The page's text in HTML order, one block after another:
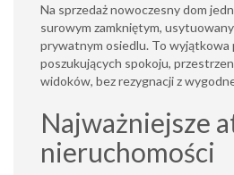
Na sprzedaż nowoczesny dom
surowym zamkniętym,
prywatnym osiedlu. To wyjątkowa
poszukujących spokoju,
widoków, bez rezygnacji z
Najważniejsze
nieruchomości